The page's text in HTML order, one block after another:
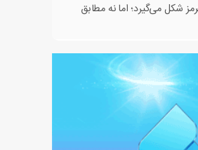
شکل می‌گیرد؛ اما نه مطابق